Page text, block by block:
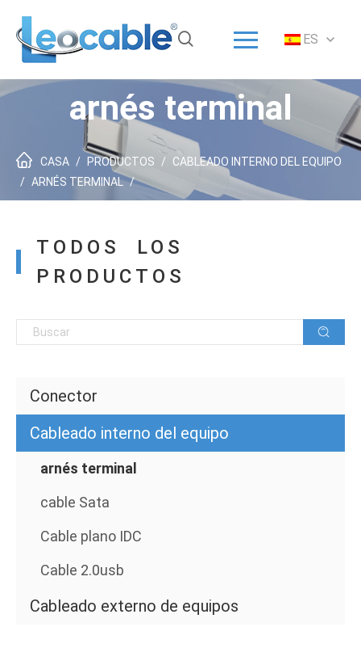
Inicio
Solución
Productos
ODM/OEM
Acerca de
Noticias
Contacto
ES
arnés terminal
CASA / PRODUCTOS /
CABLEADO INTERNO DEL EQUIPO
/ ARNÉS TERMINAL /
TODOS LOS
PRODUCTOS
Conector
Cableado interno del equipo
arnés terminal
cable Sata
Cable plano IDC
Cable 2.0usb
Cableado externo de equipos